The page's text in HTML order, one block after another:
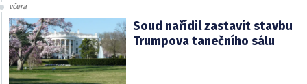
včera
Soud nařídil zastavit stavbu
Trumpova tanečního sálu